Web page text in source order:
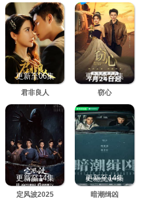
更新至06集
君非良人
更新至22集
窃心
更新至14集
定风波2025
更新至14集
暗潮缉凶